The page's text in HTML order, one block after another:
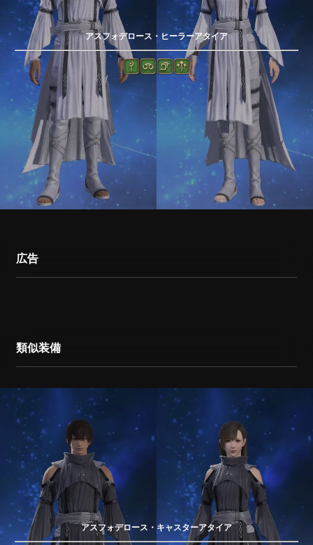
アスフォデロース・ヒーラーアタイア
広告
類似装備
アスフォデロース・キャスターアタイア